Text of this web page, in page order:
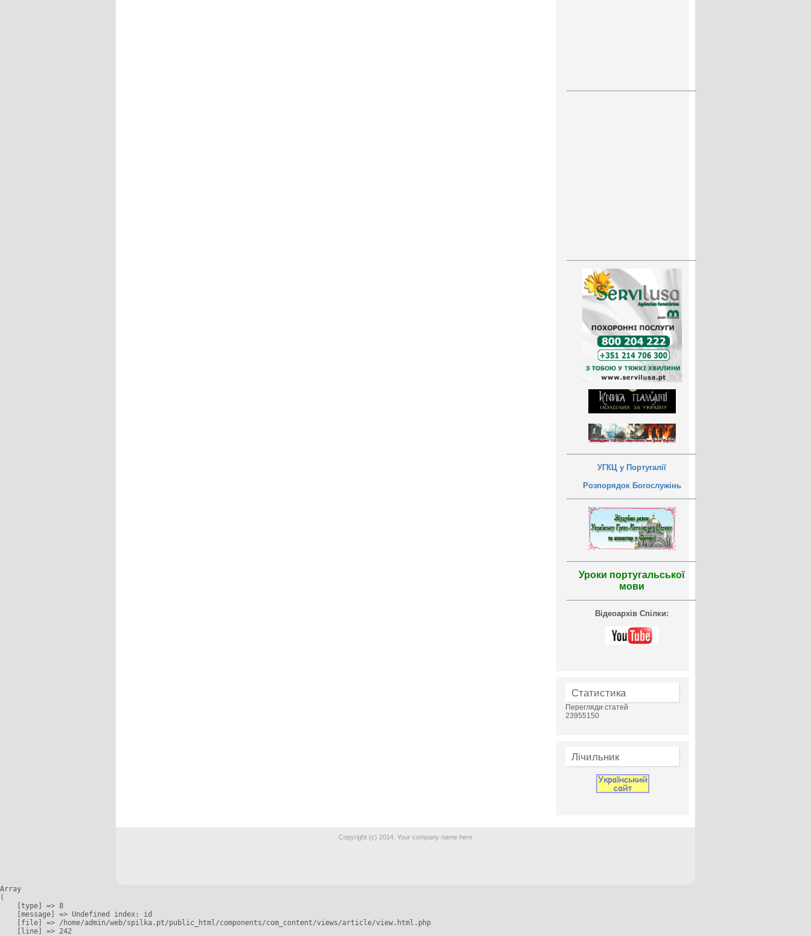
УГКЦ у Португалії
Розпорядок Богослужінь
Уроки португальської
мови
Відеоархів Спілки:
Статистика
Перегляди статей
23955150
Лічильник
Copyright (c) 2014. Your company name here
Array
(
    [type] => 8
    [message] => Undefined index: id
    [file] => /home/admin/web/spilka.pt/public_html/components/com_content/views/article/view.html.php
    [line] => 242